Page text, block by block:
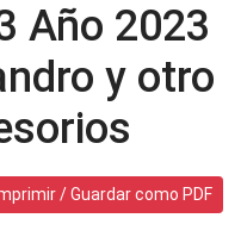
Año 2023
y otro
/ Guardar como PDF